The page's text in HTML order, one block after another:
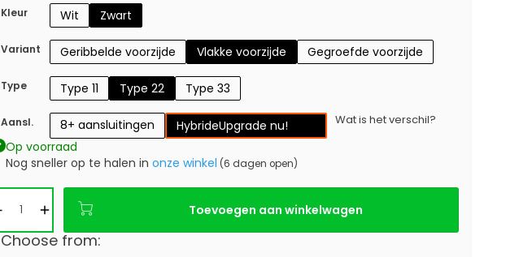
Kleur Wit Zwart
Variant Geribbelde voorzijde Vlakke voorzijde Gegroefde voorzijde
Type Type 11 Type 22 Type 33
Aansl. 8+ aansluitingen HybrideUpgrade nu! Wat is het verschil?
Op voorraad
Nog sneller op te halen in onze winkel (6 dagen open)
Toevoegen aan winkelwagen
Choose from: